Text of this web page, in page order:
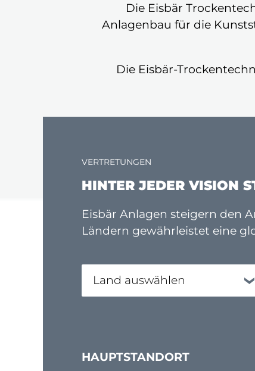
Die Eisbär
Anlagenbau für die
Die Eisbär-
VERTRETUNGEN
HINTER JEDER VISION
Eisbär Anlagen steigern den
Ländern gewährleistet eine
Land auswählen
HAUPTSTANDORT